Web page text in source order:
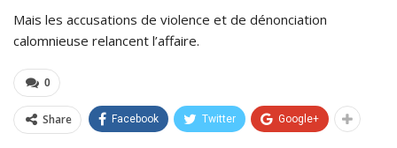
Mais les accusations de violence et de dénonciation
calomnieuse relancent l’affaire.
0
Share Facebook Twitter Google+